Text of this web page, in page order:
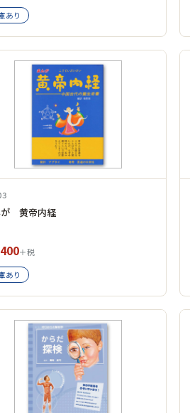
あり
が 黄帝内経
＋税
あり